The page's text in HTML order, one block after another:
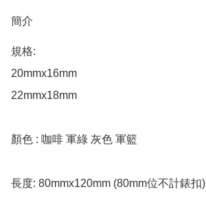
簡介
規格:
20mmx16mm
22mmx18mm
顏色 : 咖啡 軍綠 灰色 軍籃
長度: 80mmx120mm (80mm位不計錶扣)